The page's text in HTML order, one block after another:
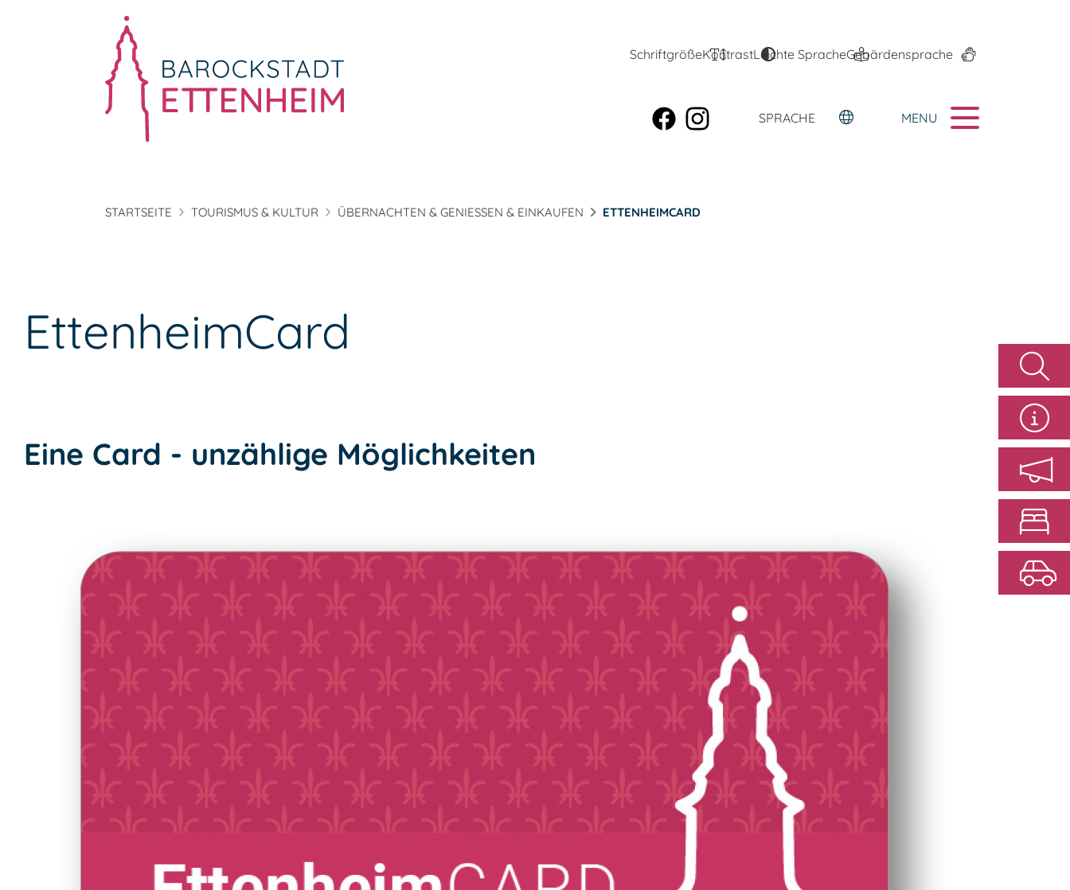
SchriftgrößeKontrastLeichte SpracheGebärdensprache
SPRACHE MENU
STARTSEITE TOURISMUS & KULTUR ÜBERNACHTEN & GENIESSEN & EINKAUFEN ETTENHEIMCARD
EttenheimCard
Eine Card - unzählige Möglichkeiten